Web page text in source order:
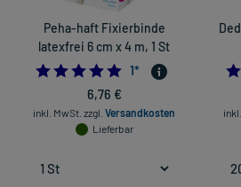
Peha-haft Fixierbinde
latexfrei 6 cm x 4 m, 1 St
5.0
1*
6,76 €
inkl. MwSt. zzgl. Versandkosten
Lieferbar